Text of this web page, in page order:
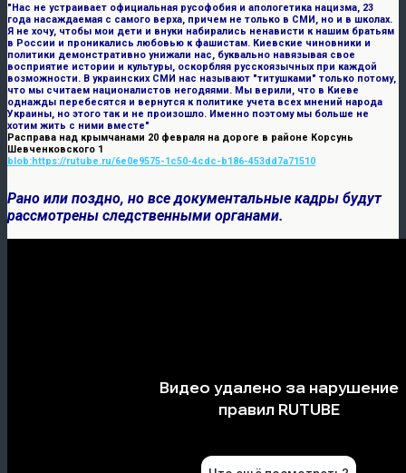
"Нас не устраивает официальная русофобия и апологетика нацизма, 23
года насаждаемая с самого верха, причем не только в СМИ, но и в школах.
Я не хочу, чтобы мои дети и внуки набирались ненависти к нашим братьям
в России и проникались любовью к фашистам. Киевские чиновники и
политики демонстративно унижали нас, буквально навязывая свое
восприятие истории и культуры, оскорбляя русскоязычных при каждой
возможности. В украинских СМИ нас называют "титушками" только потому,
что мы считаем националистов негодяями. Мы верили, что в Киеве
однажды перебесятся и вернутся к политике учета всех мнений народа
Украины, но этого так и не произошло. Именно поэтому мы больше не
хотим жить с ними вместе"
Расправа над крымчанами 20 февраля на дороге в районе Корсунь
Шевченковского 1
blob:https://rutube.ru/6e0e9575-1c50-4cdc-b186-453dd7a71510
Рано или поздно, но все документальные кадры будут
рассмотрены следственными органами.